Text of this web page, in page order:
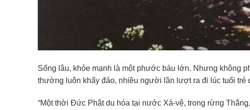
Sống lâu, khỏe mạnh là một phước báu lớn. Nhưng không
thường luôn khấy đảo, nhiều người lần lượt ra đi lúc tuổi trẻ
“Một thời Đức Phật du hóa tại nước Xá-vệ, trong rừng